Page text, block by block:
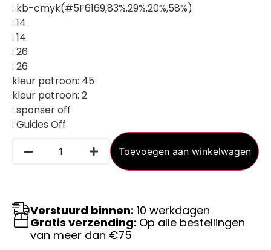
: kb-cmyk(#5F6169,83%,29%,20%,58%)
: 14
: 14
: 26
: 26
kleur patroon: 45
kleur patroon: 2
: sponser off
: Guides Off
Toevoegen aan winkelwagen
Verstuurd binnen: 10 werkdagen
Gratis verzending: Op alle bestellingen
van meer dan €75